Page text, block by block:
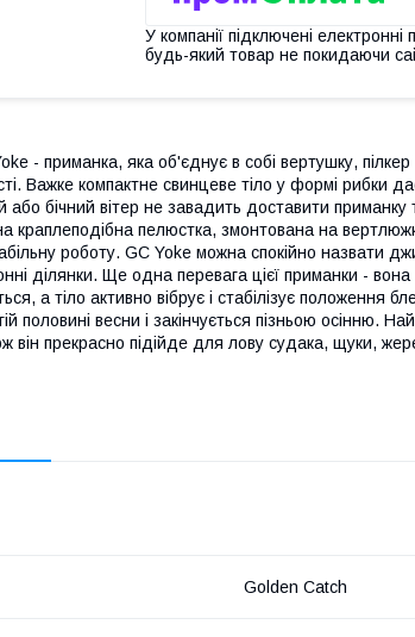
У компанії підключені
будь-який товар не покидаючи
- приманка, яка об'єднує в собі вертушку,
Важке компактне свинцеве тіло у формі рибки
або бічний вітер не завадить доставити приманку
краплеподібна пелюстка, змонтована на
роботу. GC Yoke можна спокійно назвати
ділянки. Ще одна перевага цієї приманки -
а тіло активно вібрує і стабілізує положення
половині весни і закінчується пізньою осінню.
він прекрасно підійде для лову судака, щуки,
Golden Catch